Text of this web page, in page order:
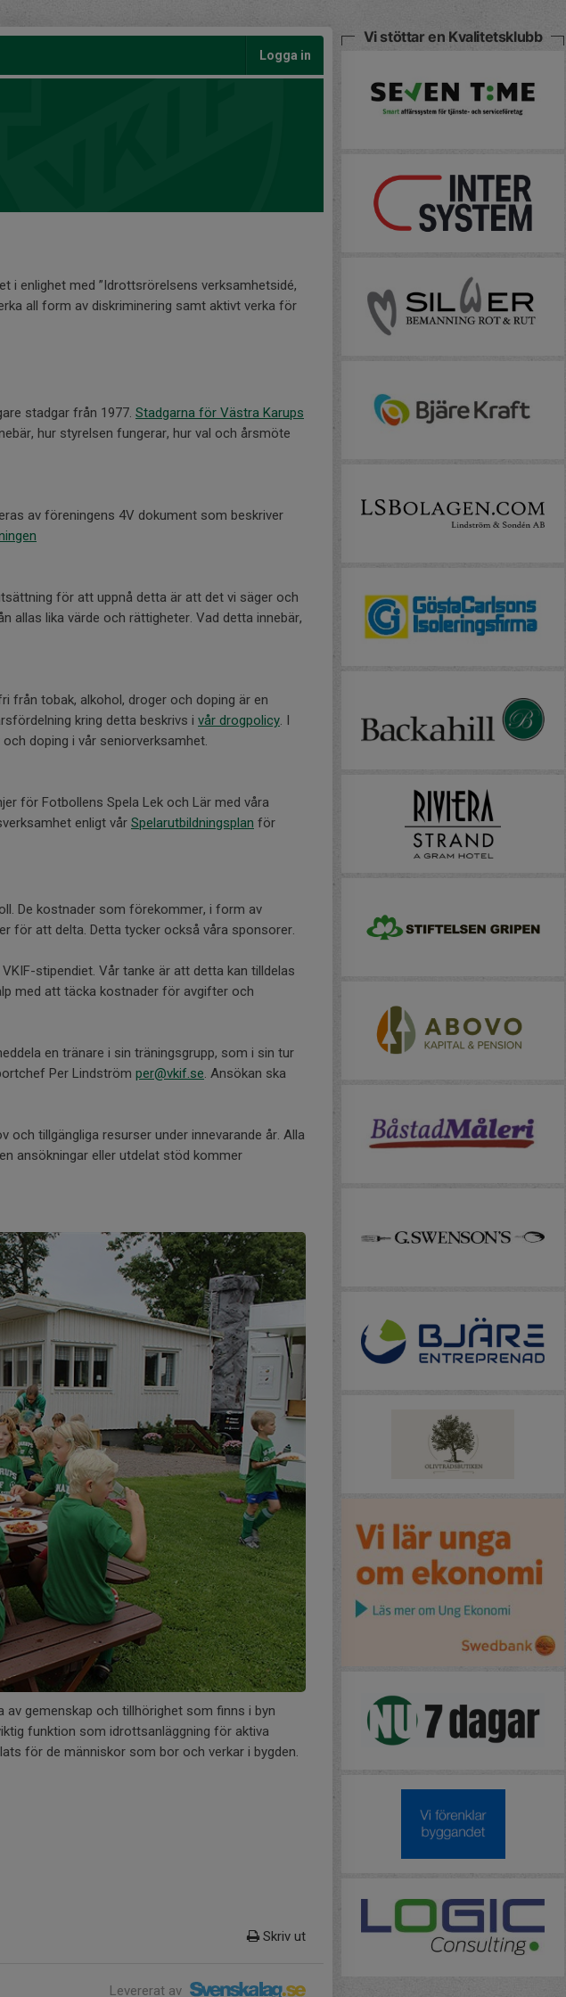
Logga in
i enlighet med ”Idrottsrörelsens verksamhetsidé,
all form av diskriminering samt aktivt verka för
stadgar från 1977. Stadgarna för Västra Karups
hur styrelsen fungerar, hur val och årsmöte
av föreningens 4V dokument som beskriver
för att uppnå detta är att det vi säger och
allas lika värde och rättigheter. Vad detta innebär,
från tobak, alkohol, droger och doping är en
kring detta beskrivs i vår drogpolicy. I
doping i vår seniorverksamhet.
för Fotbollens Spela Lek och Lär med våra
enligt vår Spelarutbildningsplan för
De kostnader som förekommer, i form av
för att delta. Detta tycker också våra sponsorer.
stipendiet. Vår tanke är att detta kan tilldelas
med att täcka kostnader för avgifter och
en tränare i sin träningsgrupp, som i sin tur
Per Lindström per@vkif.se. Ansökan ska
tillgängliga resurser under innevarande år. Alla
ansökningar eller utdelat stöd kommer
gemenskap och tillhörighet som finns i byn
funktion som idrottsanläggning för aktiva
för de människor som bor och verkar i bygden.
Skriv ut
Levererat av
Vi stöttar en Kvalitetsklubb